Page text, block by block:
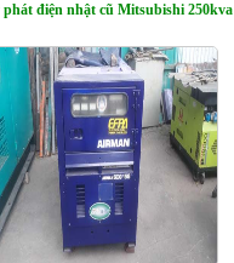
phát điện nhật cũ Mitsubishi 250kva